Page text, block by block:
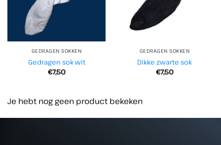
GEDRAGEN SOKKEN
Gedragen sok wit
€7,50
GEDRAGEN SOKKEN
Dikke zwarte sok
€7,50
Je hebt nog geen product bekeken